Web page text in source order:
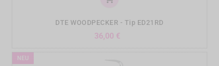
DTE WOODPECKER - Tip ED21RD
36,00 €
NEU